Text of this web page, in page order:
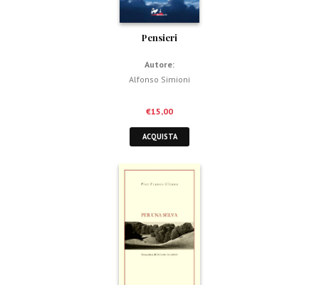
Pensieri
Autore:
Alfonso Simioni
€15,00
ACQUISTA